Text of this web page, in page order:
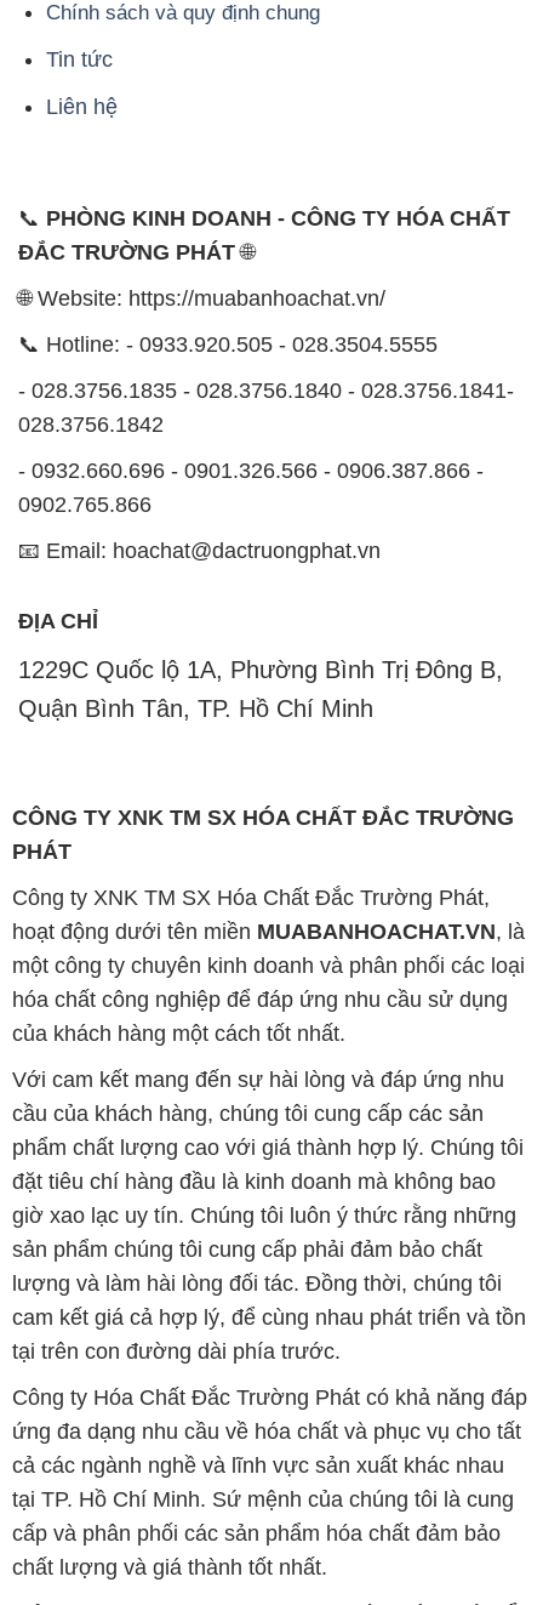
Chính sách và quy định chung
Tin tức
Liên hệ
📞 PHÒNG KINH DOANH - CÔNG TY HÓA CHẤT
ĐẮC TRƯỜNG PHÁT🌐
🌐 Website: https://muabanhoachat.vn/
📞 Hotline: - 0933.920.505 - 028.3504.5555
- 028.3756.1835 - 028.3756.1840 - 028.3756.1841-
028.3756.1842
- 0932.660.696 - 0901.326.566 - 0906.387.866 -
0902.765.866
📧 Email: hoachat@dactruongphat.vn
ĐỊA CHỈ
1229C Quốc lộ 1A, Phường Bình Trị Đông B,
Quận Bình Tân, TP. Hồ Chí Minh
CÔNG TY XNK TM SX HÓA CHẤT ĐẮC TRƯỜNG
PHÁT
Công ty XNK TM SX Hóa Chất Đắc Trường Phát,
hoạt động dưới tên miền MUABANHOACHAT.VN, là
một công ty chuyên kinh doanh và phân phối các loại
hóa chất công nghiệp để đáp ứng nhu cầu sử dụng
của khách hàng một cách tốt nhất.
Với cam kết mang đến sự hài lòng và đáp ứng nhu
cầu của khách hàng, chúng tôi cung cấp các sản
phẩm chất lượng cao với giá thành hợp lý. Chúng tôi
đặt tiêu chí hàng đầu là kinh doanh mà không bao
giờ xao lạc uy tín. Chúng tôi luôn ý thức rằng những
sản phẩm chúng tôi cung cấp phải đảm bảo chất
lượng và làm hài lòng đối tác. Đồng thời, chúng tôi
cam kết giá cả hợp lý, để cùng nhau phát triển và tồn
tại trên con đường dài phía trước.
Công ty Hóa Chất Đắc Trường Phát có khả năng đáp
ứng đa dạng nhu cầu về hóa chất và phục vụ cho tất
cả các ngành nghề và lĩnh vực sản xuất khác nhau
tại TP. Hồ Chí Minh. Sứ mệnh của chúng tôi là cung
cấp và phân phối các sản phẩm hóa chất đảm bảo
chất lượng và giá thành tốt nhất.